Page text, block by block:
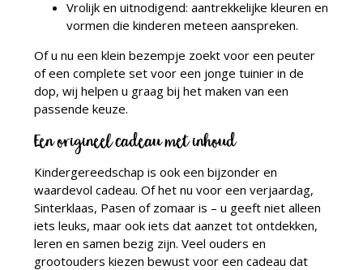
Vrolijk en uitnodigend: aantrekkelijke kleuren en
vormen die kinderen meteen aanspreken.
Of u nu een klein bezempje zoekt voor een peuter
of een complete set voor een jonge tuinier in de
dop, wij helpen u graag bij het maken van een
passende keuze.
Een origineel cadeau met inhoud
Kindergereedschap is ook een bijzonder en
waardevol cadeau. Of het nu voor een verjaardag,
Sinterklaas, Pasen of zomaar is – u geeft niet alleen
iets leuks, maar ook iets dat aanzet tot ontdekken,
leren en samen bezig zijn. Veel ouders en
grootouders kiezen bewust voor een cadeau dat